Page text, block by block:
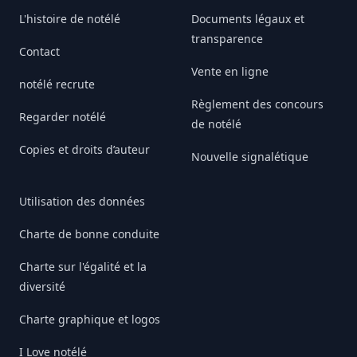
L'histoire de notélé
Contact
notélé recrute
Regarder notélé
Copies et droits d’auteur
Utilisation des données
Charte de bonne conduite
Charte sur l'égalité et la
diversité
Charte graphique et logos
I Love notélé
Documents légaux et
transparence
Vente en ligne
Règlement des concours
de notélé
Nouvelle signalétique